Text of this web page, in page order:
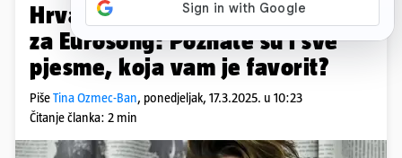
Hrvatska raste na kladionicama
za Eurosong: Poznate su i sve
pjesme, koja vam je favorit?
PišeTina Ozmec-Ban, ponedjeljak, 17.3.2025. u 10:23
Čitanje članka: 2 min